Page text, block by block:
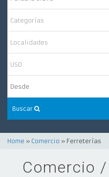
Buscar
Home » Comercio » Ferreterías
Comercio